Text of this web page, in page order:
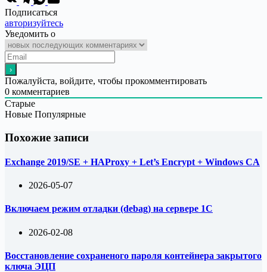
Подписаться
авторизуйтесь
Уведомить о
Пожалуйста, войдите, чтобы прокомментировать
0 комментариев
Старые
Новые Популярные
Похожие записи
Exchange 2019/SE + HAProxy + Let’s Encrypt + Windows CA
2026-05-07
Включаем режим отладки (debag) на сервере 1С
2026-02-08
Восстановление сохраненого пароля контейнера закрытого
ключа ЭЦП